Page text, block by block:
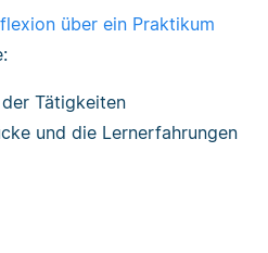
über ein Praktikum
Tätigkeiten
und die Lernerfahrungen